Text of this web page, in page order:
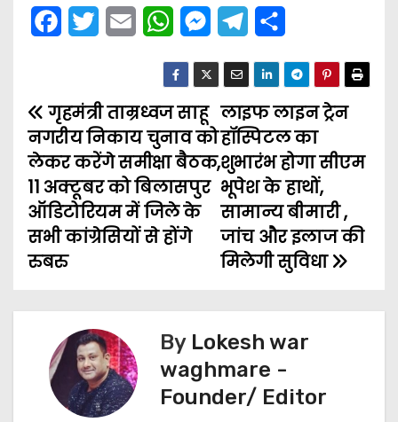
e
b
o
o
k
t
t
e
r
i
l
W
a
t
s
A
p
p
M
s
e
n
l
e
g
r
a
m
a
r
e
P
o
s
t
n
a
लाइफ लाइन ट्रेन
हॉस्पिटल का
शुभारंभ होगा सीएम
भूपेश के हाथों,
सामान्य बीमारी ,
जांच और इलाज की
मिलेगी सुविधा
गृहमंत्री ताम्रध्वज साहू
नगरीय निकाय चुनाव को
लेकर करेंगे समीक्षा बैठक,
11 अक्टूबर को बिलासपुर
ऑडिटोरियम में जिले के
सभी कांग्रेसियों से होंगे
रुबरु
By Lokesh war
waghmare -
Founder/ Editor